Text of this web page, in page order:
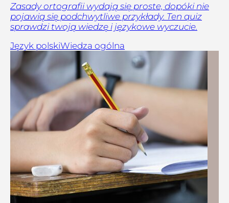
Zasady ortografii wydają się proste, dopóki nie
pojawią się podchwytliwe przykłady. Ten quiz
sprawdzi twoją wiedzę i językowe wyczucie.
Język polskiWiedza ogólna